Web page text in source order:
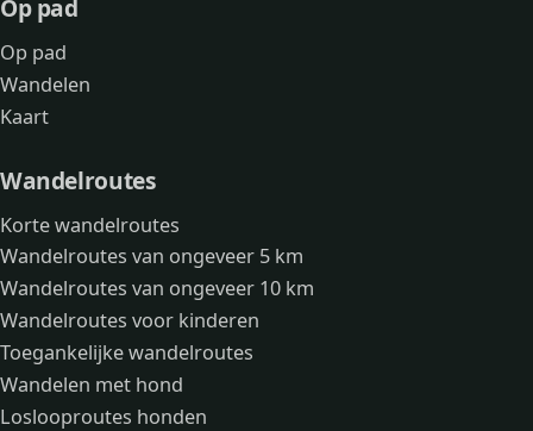
Op pad
Op pad
Wandelen
Kaart
Wandelroutes
Korte wandelroutes
Wandelroutes van ongeveer 5 km
Wandelroutes van ongeveer 10 km
Wandelroutes voor kinderen
Toegankelijke wandelroutes
Wandelen met hond
Loslooproutes honden